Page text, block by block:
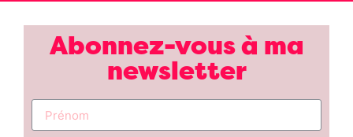
Abonnez-vous à ma
newsletter